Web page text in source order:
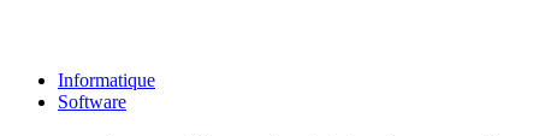
Informatique
Software